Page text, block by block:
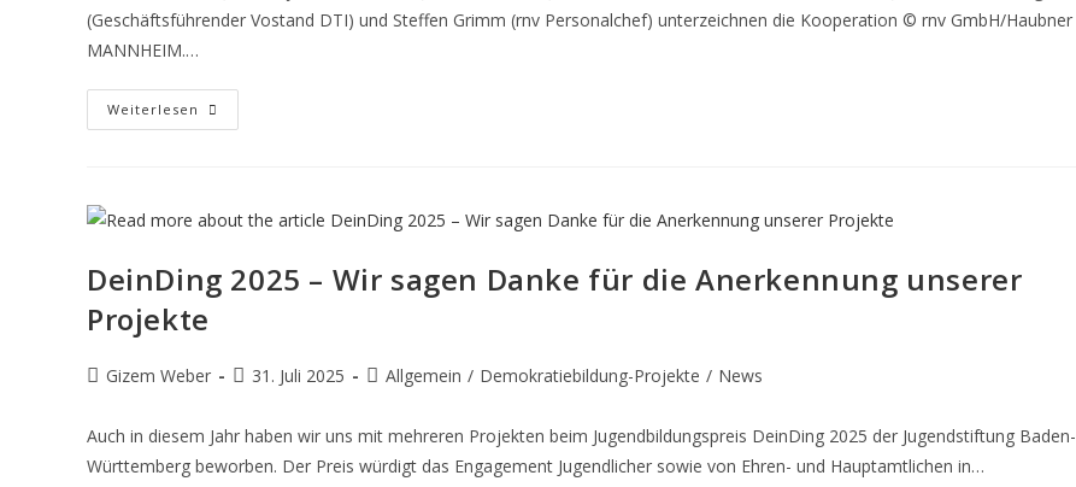
(Geschäftsführender Vostand DTI) und Steffen Grimm (rnv Personalchef) unterzeichnen die Kooperation © rnv GmbH/Haubner
MANNHEIM.…
Weiterlesen
DeinDing 2025 – Wir sagen Danke für die Anerkennung unserer
Projekte
Gizem Weber 31. Juli 2025 Allgemein / Demokratiebildung-Projekte / News
Auch in diesem Jahr haben wir uns mit mehreren Projekten beim Jugendbildungspreis DeinDing 2025 der Jugendstiftung Baden-
Württemberg beworben. Der Preis würdigt das Engagement Jugendlicher sowie von Ehren- und Hauptamtlichen in…